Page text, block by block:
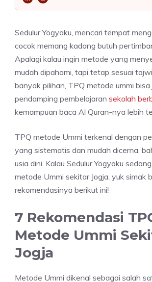
Sedulur Yogyaku, mencari tempat
cocok memang kadang butuh
Apalagi kalau ingin metode yang
mudah dipahami, tapi tetap sesuai
banyak pilihan, TPQ metode ummi bisa
pendamping pembelajaran sekolah
kemampuan baca Al Quran-nya lebih
TPQ metode Ummi terkenal dengan
yang sistematis dan mudah dicerna,
usia dini. Kalau Sedulur Yogyaku
metode Ummi sekitar Jogja, yuk simak
rekomendasinya berikut ini!
7 Rekomendasi
Metode Ummi
Jogja
Metode Ummi dikenal sebagai salah